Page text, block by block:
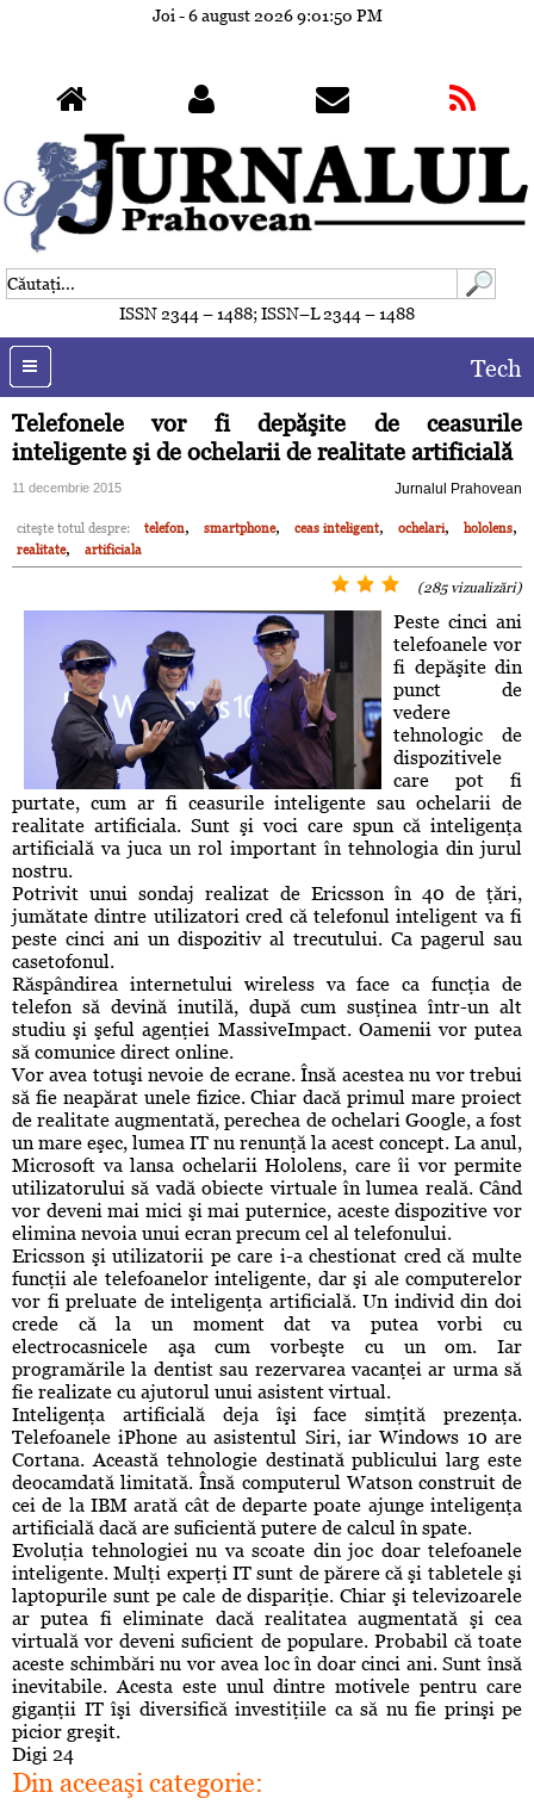
Joi - 6 august 20269:01:53 PM
ISSN 2344 – 1488; ISSN–L 2344 – 1488
Tech
Telefonele vor fi depăşite de ceasurile
inteligente şi de ochelarii de realitate artificială
11 decembrie 2015 Jurnalul Prahovean
citeşte totul despre: telefon, smartphone, ceas inteligent, ochelari, hololens,
realitate, artificiala
(285 vizualizări)
Peste cinci ani
telefoanele vor
fi depăşite din
punct de
vedere
tehnologic de
dispozitivele
care pot fi
purtate, cum ar fi ceasurile inteligente sau ochelarii de
realitate artificiala. Sunt şi voci care spun că inteligenţa
artificială va juca un rol important în tehnologia din jurul
nostru.
Potrivit unui sondaj realizat de Ericsson în 40 de ţări,
jumătate dintre utilizatori cred că telefonul inteligent va fi
peste cinci ani un dispozitiv al trecutului. Ca pagerul sau
casetofonul.
Răspândirea internetului wireless va face ca funcţia de
telefon să devină inutilă, după cum susţinea într-un alt
studiu şi şeful agenţiei MassiveImpact. Oamenii vor putea
să comunice direct online.
Vor avea totuşi nevoie de ecrane. Însă acestea nu vor trebui
să fie neapărat unele fizice. Chiar dacă primul mare proiect
de realitate augmentată, perechea de ochelari Google, a fost
un mare eşec, lumea IT nu renunţă la acest concept. La anul,
Microsoft va lansa ochelarii Hololens, care îi vor permite
utilizatorului să vadă obiecte virtuale în lumea reală. Când
vor deveni mai mici şi mai puternice, aceste dispozitive vor
elimina nevoia unui ecran precum cel al telefonului.
Ericsson şi utilizatorii pe care i-a chestionat cred că multe
funcţii ale telefoanelor inteligente, dar şi ale computerelor
vor fi preluate de inteligenţa artificială. Un individ din doi
crede că la un moment dat va putea vorbi cu
electrocasnicele aşa cum vorbeşte cu un om. Iar
programările la dentist sau rezervarea vacanţei ar urma să
fie realizate cu ajutorul unui asistent virtual.
Inteligenţa artificială deja îşi face simţită prezenţa.
Telefoanele iPhone au asistentul Siri, iar Windows 10 are
Cortana. Această tehnologie destinată publicului larg este
deocamdată limitată. Însă computerul Watson construit de
cei de la IBM arată cât de departe poate ajunge inteligenţa
artificială dacă are suficientă putere de calcul în spate.
Evoluţia tehnologiei nu va scoate din joc doar telefoanele
inteligente. Mulţi experţi IT sunt de părere că şi tabletele şi
laptopurile sunt pe cale de dispariţie. Chiar şi televizoarele
ar putea fi eliminate dacă realitatea augmentată şi cea
virtuală vor deveni suficient de populare. Probabil că toate
aceste schimbări nu vor avea loc în doar cinci ani. Sunt însă
inevitabile. Acesta este unul dintre motivele pentru care
giganţii IT îşi diversifică investiţiile ca să nu fie prinşi pe
picior greşit.
Digi 24
Din aceeaşi categorie: